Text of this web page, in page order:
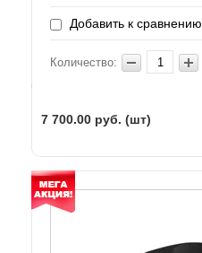
Добавить к сравнению
Количество:
7 700.00 руб. (шт)